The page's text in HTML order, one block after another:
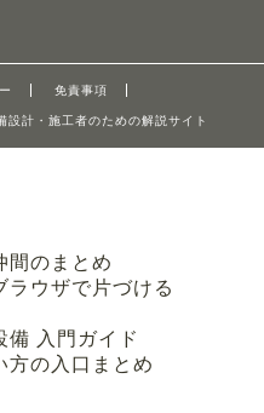
免責事項
計・施工者のための解説サイト
間のまとめ
ラウザで片づける
備 入門ガイド
方の入口まとめ